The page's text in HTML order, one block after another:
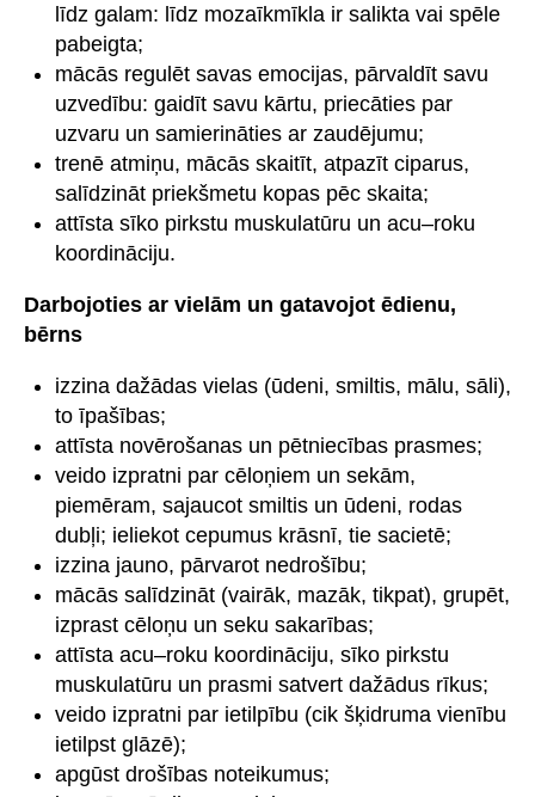
līdz galam: līdz mozaīkmīkla ir salikta vai spēle
pabeigta;
mācās regulēt savas emocijas, pārvaldīt savu
uzvedību: gaidīt savu kārtu, priecāties par
uzvaru un samierināties ar zaudējumu;
trenē atmiņu, mācās skaitīt, atpazīt ciparus,
salīdzināt priekšmetu kopas pēc skaita;
attīsta sīko pirkstu muskulatūru un acu–roku
koordināciju.
Darbojoties ar vielām un gatavojot ēdienu,
bērns
izzina dažādas vielas (ūdeni, smiltis, mālu, sāli),
to īpašības;
attīsta novērošanas un pētniecības prasmes;
veido izpratni par cēloņiem un sekām,
piemēram, sajaucot smiltis un ūdeni, rodas
dubļi; ieliekot cepumus krāsnī, tie sacietē;
izzina jauno, pārvarot nedrošību;
mācās salīdzināt (vairāk, mazāk, tikpat), grupēt,
izprast cēloņu un seku sakarības;
attīsta acu–roku koordināciju, sīko pirkstu
muskulatūru un prasmi satvert dažādus rīkus;
veido izpratni par ietilpību (cik šķidruma vienību
ietilpst glāzē);
apgūst drošības noteikumus;